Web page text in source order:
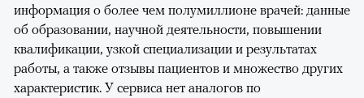
информация о более чем полумиллионе врачей: данные
об образовании, научной деятельности, повышении
квалификации, узкой специализации и результатах
работы, а также отзывы пациентов и множество других
характеристик. У сервиса нет аналогов по